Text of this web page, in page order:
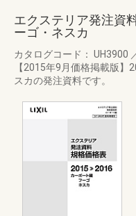
エクステリア発注資
ーゴ・ネスカ
カタログコード： UH3900
【2015年9月価格掲載版
スカの発注資料です。